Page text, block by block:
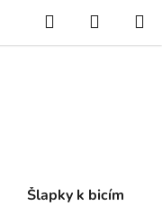
Hľadať
KOŠÍK
Šlapky k bicím